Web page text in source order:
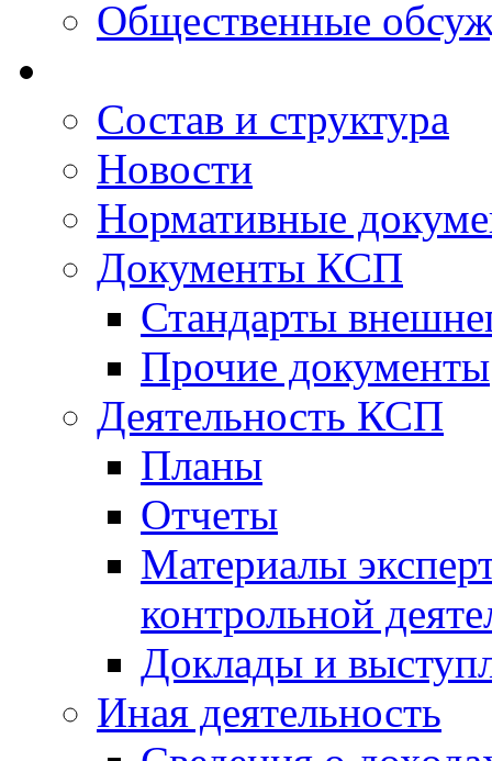
Общественные
Состав и структура
Новости
Нормативные
Документы КСП
Стандарты
Прочие документы
Деятельность КСП
Планы
Отчеты
Материалы
контрольной
Доклады и
Иная деятельность